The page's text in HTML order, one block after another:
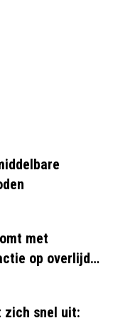
met
op overlijden
zich snel uit: